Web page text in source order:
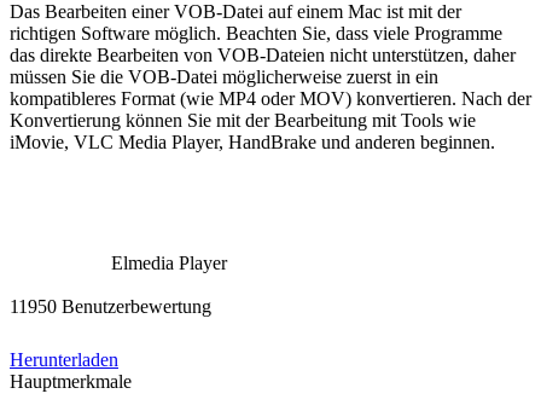
Das Bearbeiten einer VOB-Datei auf einem Mac ist mit der
richtigen Software möglich. Beachten Sie, dass viele Programme
das direkte Bearbeiten von VOB-Dateien nicht unterstützen, daher
müssen Sie die VOB-Datei möglicherweise zuerst in ein
kompatibleres Format (wie MP4 oder MOV) konvertieren. Nach der
Konvertierung können Sie mit der Bearbeitung mit Tools wie
iMovie, VLC Media Player, HandBrake und anderen beginnen.
Elmedia Player
11950 Benutzerbewertung
Herunterladen
Hauptmerkmale